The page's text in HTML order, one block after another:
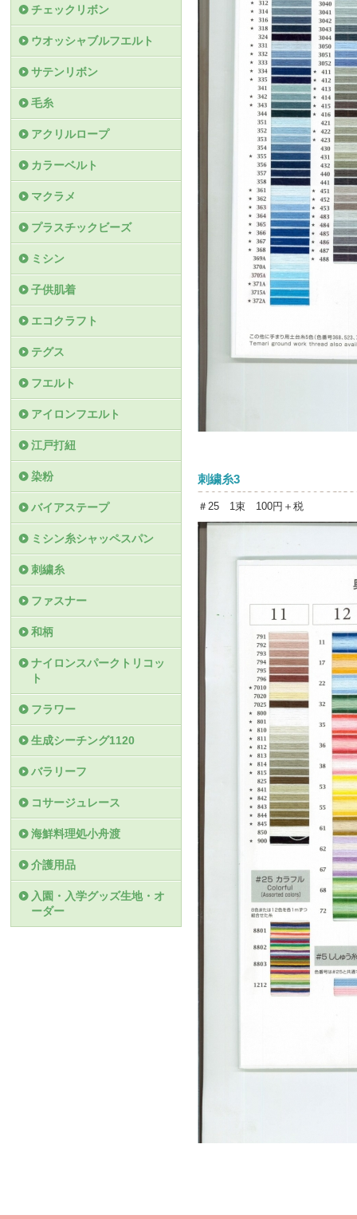
刺繍糸3
＃25 1束 100円＋税
チェックリボン
ウオッシャブルフエルト
サテンリボン
毛糸
アクリルロープ
カラーベルト
マクラメ
プラスチックビーズ
ミシン
子供肌着
エコクラフト
テグス
フエルト
アイロンフエルト
江戸打紐
染粉
バイアステープ
ミシン糸シャッペスパン
刺繍糸
ファスナー
和柄
ナイロンスパークトリコッ
ト
フラワー
生成シーチング1120
バラリーフ
コサージュレース
海鮮料理処小舟渡
介護用品
入園・入学グッズ生地・オ
ーダー